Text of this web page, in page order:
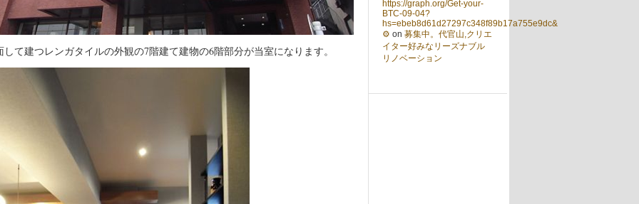
して建つレンガタイルの外観の7階建て建物の6階部分が当室になります。
https://graph.org/Get-your-
BTC-09-04?
hs=ebeb8d61d27297c348f89b17a755e9dc&
⚙ on 募集中。代官山,クリエ
イター好みなリーズナブル
リノベーション